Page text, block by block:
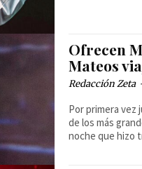
Ofrecen
Mateos
Redacción Zeta
Por primera vez
de los más
noche que hizo